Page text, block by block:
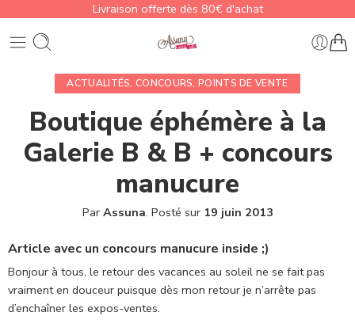
Livraison offerte dès 80€ d'achat
ACTUALITÉS,CONCOURS,POINTS DE VENTE
Boutique éphémère à la
Galerie B & B + concours
manucure
Par Assuna. Posté sur 19 juin 2013
Article avec un concours manucure inside ;)
Bonjour à tous, le retour des vacances au soleil ne se fait pas
vraiment en douceur puisque dès mon retour je n’arrête pas
d’enchaîner les expos-ventes.